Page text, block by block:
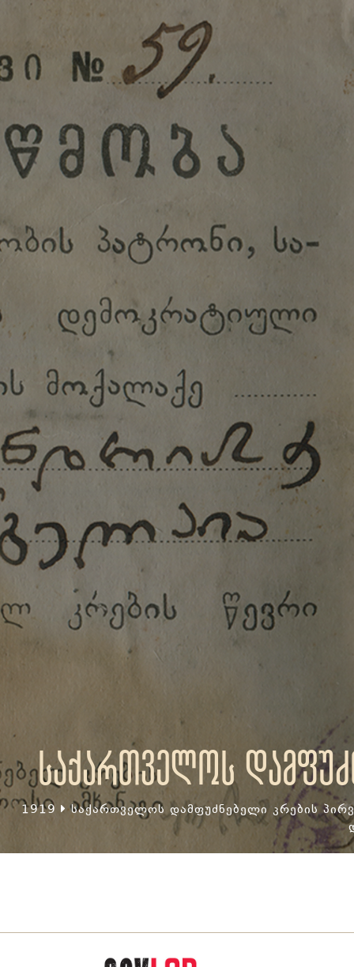
საქართველოს
1919
საქართველოს დამფუძნებელი კრების